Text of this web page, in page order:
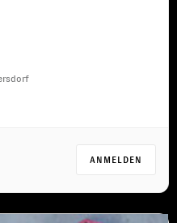
deine Technik, damit
ANMELDEN